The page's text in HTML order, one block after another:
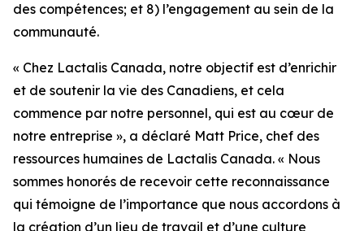
des compétences; et 8) l’engagement au sein de la
communauté.
« Chez Lactalis Canada, notre objectif est d’enrichir
et de soutenir la vie des Canadiens, et cela
commence par notre personnel, qui est au cœur de
notre entreprise », a déclaré Matt Price, chef des
ressources humaines de Lactalis Canada. « Nous
sommes honorés de recevoir cette reconnaissance
qui témoigne de l’importance que nous accordons à
la création d’un lieu de travail et d’une culture